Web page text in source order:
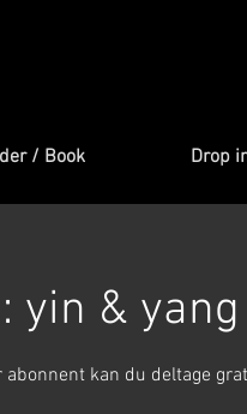
/ Book Drop
yin &
abonnent kan du deltage